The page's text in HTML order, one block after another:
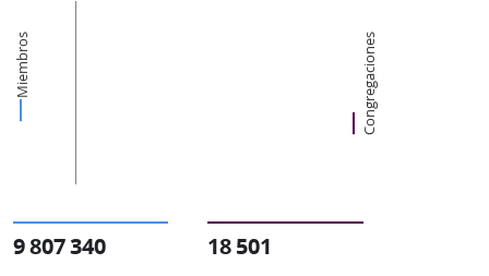
Miembros Congregaciones
9 807 340 18 501